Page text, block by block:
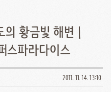
의 황금빛 해변 |
스파라다이스
2011. 11. 14. 13:10